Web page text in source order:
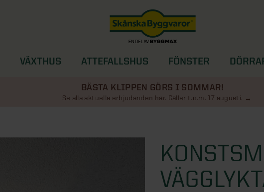
VÄXTHUS ATTEFALLSHUS FÖNSTER
BÄSTA KLIPPEN GÖRS I SOMMAR!
Se alla aktuella erbjudanden här. Gäller t.o.m. 17 augusti.